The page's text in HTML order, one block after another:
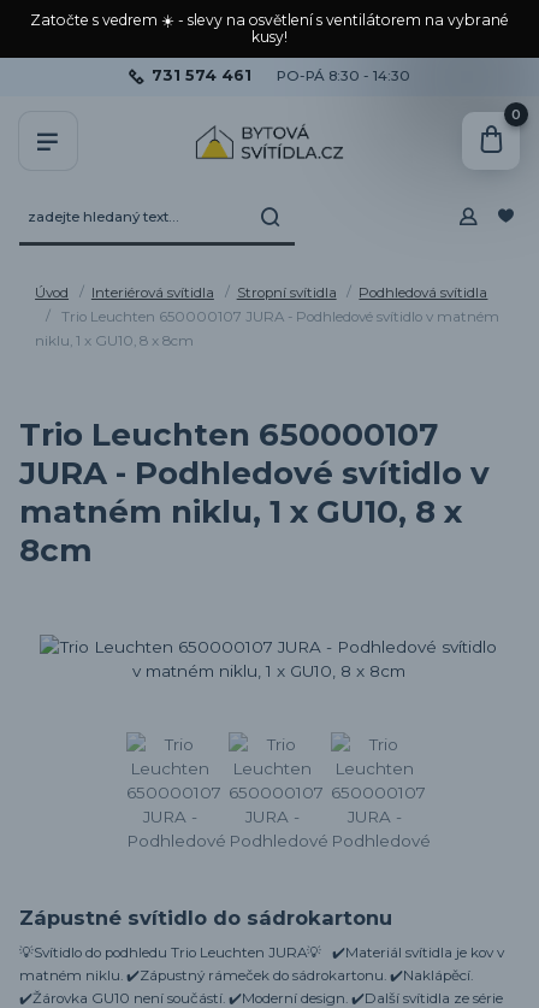
Zatočte s vedrem ☀️ - slevy na osvětlení s ventilátorem na vybrané
kusy!
731 574 461 PO-PÁ 8:30 - 14:30
0
Úvod Interiérová svítidla Stropní svítidla
Podhledová svítidla
Trio Leuchten 650000107 JURA - Podhledové svítidlo v matném
niklu, 1 x GU10, 8 x 8cm
Trio Leuchten 650000107
JURA - Podhledové svítidlo v
matném niklu, 1 x GU10, 8 x
8cm
Zápustné svítidlo do sádrokartonu
💡Svítidlo do podhledu Trio Leuchten JURA💡 ✔️Materiál svítidla je kov v
matném niklu. ✔️Zápustný rámeček do sádrokartonu. ✔️Naklápěcí.
✔️Žárovka GU10 není součástí. ✔️Moderní design. ✔️Další svítidla ze série